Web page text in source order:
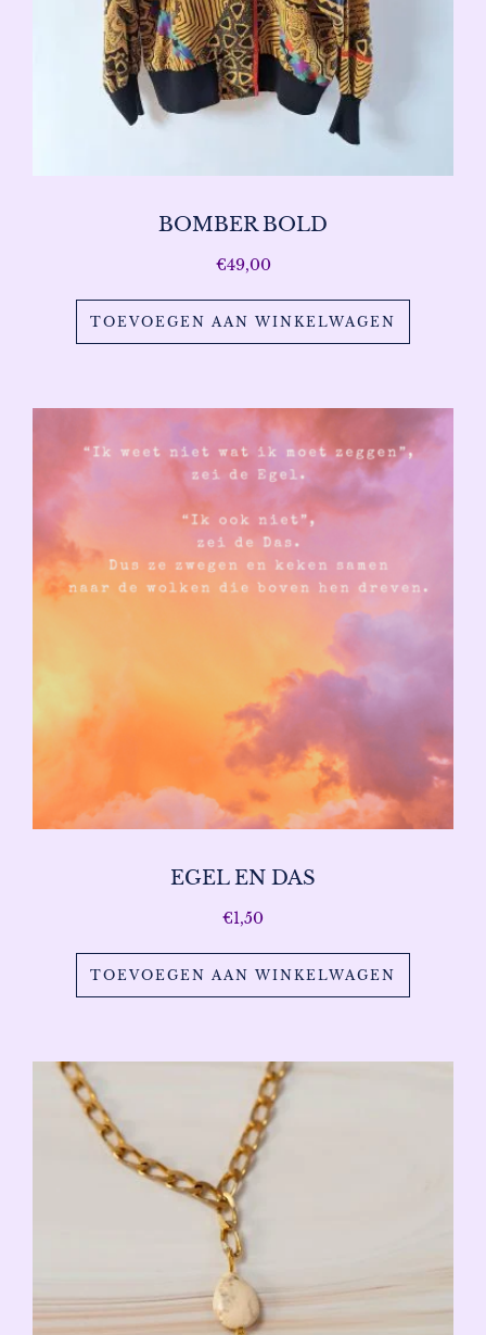
BOMBER BOLD
€49,00
TOEVOEGEN AAN WINKELWAGEN
EGEL EN DAS
€1,50
TOEVOEGEN AAN WINKELWAGEN